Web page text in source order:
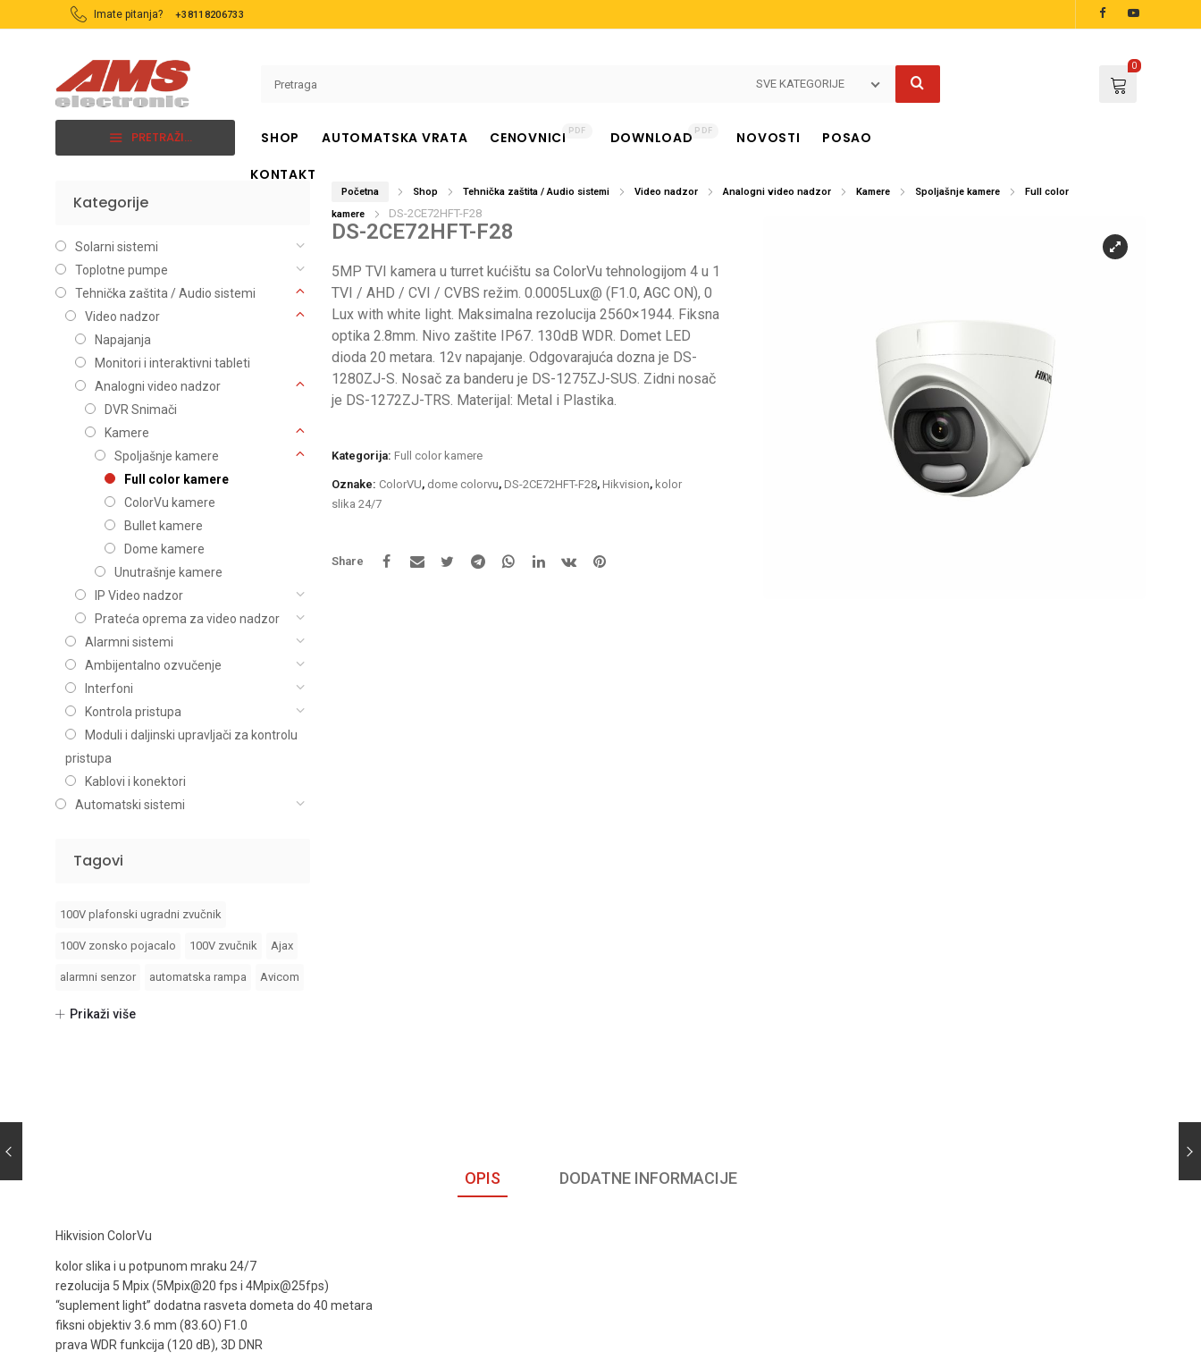
Imate pitanja? +38118206733
SVE KATEGORIJE
0
PRETRAŽI...
Avicom
Uniguard
Wattson Audio
Alarmni sistemi
Ambijentalno ozvučenje
Automatski sistemi
Kablovi i konektori
Kontrola pristupa
Video nadzor
SHOP AUTOMATSKA VRATA CENOVNICI PDF DOWNLOAD PDF NOVOSTI POSAO
KONTAKT
Početna Shop Tehnička zaštita / Audio sistemi Video nadzor Analogni video nadzor Kamere Spoljašnje kamere
Full color
kamere
DS-2CE72HFT-F28
DS-2CE72HFT-F28
5MP TVI kamera u turret kućištu sa ColorVu tehnologijom 4 u 1
TVI / AHD / CVI / CVBS režim. 0.0005Lux@ (F1.0, AGC ON), 0
Lux with white light. Maksimalna rezolucija 2560×1944. Fiksna
optika 2.8mm. Nivo zaštite IP67. 130dB WDR. Domet LED
dioda 20 metara. 12v napajanje. Odgovarajuća dozna je DS-
1280ZJ-S. Nosač za banderu je DS-1275ZJ-SUS. Zidni nosač
je DS-1272ZJ-TRS. Materijal: Metal i Plastika.
Kategorija: Full color kamere
Oznake: ColorVU, dome colorvu, DS-2CE72HFT-F28, Hikvision, kolor
slika 24/7
Share
Kategorije
Solarni sistemi
Toplotne pumpe
Tehnička zaštita / Audio sistemi
Video nadzor
Napajanja
Monitori i interaktivni tableti
Analogni video nadzor
DVR Snimači
Kamere
Spoljašnje kamere
Full color kamere
ColorVu kamere
Bullet kamere
Dome kamere
Unutrašnje kamere
IP Video nadzor
Prateća oprema za video nadzor
Alarmni sistemi
Ambijentalno ozvučenje
Interfoni
Kontrola pristupa
Moduli i daljinski upravljači za kontrolu
pristupa
Kablovi i konektori
Automatski sistemi
Tagovi
100V plafonski ugradni zvučnik
100V zonsko pojacalo 100V zvučnik Ajax
alarmni senzor automatska rampa Avicom
avicom dome
interfonski taster
kabl za kamere kabl za videonadzor
Magelan metalni nazidni taster
metalni taster za otvaranje vrata mifon
motor za kapiju motor za krilnu kapiju
Prikaži više
OPIS DODATNE INFORMACIJE
Hikvision ColorVu
kolor slika i u potpunom mraku 24/7
rezolucija 5 Mpix (5Mpix@20 fps i 4Mpix@25fps)
“suplement light” dodatna rasveta dometa do 40 metara
fiksni objektiv 3.6 mm (83.6O) F1.0
prava WDR funkcija (120 dB), 3D DNR